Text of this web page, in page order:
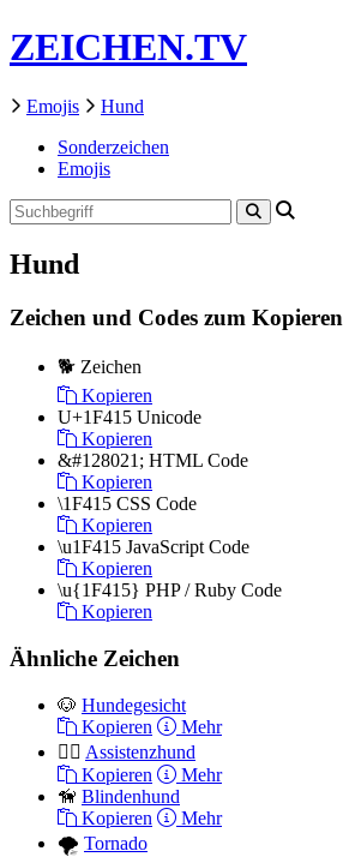
ZEICHEN.TV
Emojis
Hund
Sonderzeichen
Emojis
Hund
Zeichen und Codes zum Kopieren
🐕 Zeichen
Kopieren
U+1F415 Unicode
Kopieren
&#128021; HTML Code
Kopieren
\1F415 CSS Code
Kopieren
\u1F415 JavaScript Code
Kopieren
\u{1F415} PHP / Ruby Code
Kopieren
Ähnliche Zeichen
🐶 Hundegesicht
Kopieren
Mehr
🐕‍🦺 Assistenzhund
Kopieren
Mehr
🦮 Blindenhund
Kopieren
Mehr
🌪 Tornado